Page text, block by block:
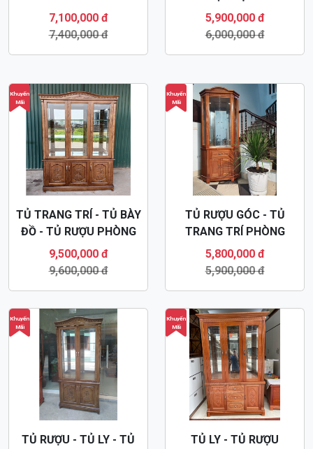
CHÓ TR27
7,100,000 đ
7,400,000 đ
KHÁCH TR26
5,900,000 đ
6,000,000 đ
Khuyến
Mãi
TỦ TRANG TRÍ - TỦ BÀY
ĐỒ - TỦ RƯỢU PHÒNG
KHÁCH TR23
9,500,000 đ
9,600,000 đ
Khuyến
Mãi
TỦ RƯỢU GÓC - TỦ
TRANG TRÍ PHÒNG
KHÁCH GỖ XOAN ĐÀO
TR25
5,800,000 đ
5,900,000 đ
Khuyến
Mãi
TỦ RƯỢU - TỦ LY - TỦ
Khuyến
Mãi
TỦ LY - TỦ RƯỢU